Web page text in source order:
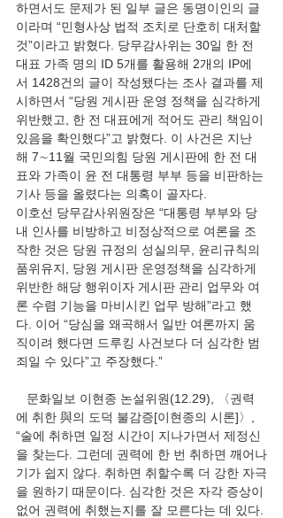
하면서도 문제가 된 일부 글은 동명이인의 글
이라며 “민형사상 법적 조치로 단호히 대처할
것”이라고 밝혔다. 당무감사위는 30일 한 전
대표 가족 명의 ID 5개를 활용해 2개의 IP에
서 1428건의 글이 작성됐다는 조사 결과를 제
시하면서 “당원 게시판 운영 정책을 심각하게
위반했고, 한 전 대표에게 적어도 관리 책임이
있음을 확인했다”고 밝혔다. 이 사건은 지난
해 7∼11월 국민의힘 당원 게시판에 한 전 대
표와 가족이 윤 전 대통령 부부 등을 비판하는
기사 등을 올렸다는 의혹이 골자다.
이호선 당무감사위원장은 “대통령 부부와 당
내 인사를 비방하고 비정상적으로 여론을 조
작한 것은 당원 규정의 성실의무, 윤리규칙의
품위유지, 당원 게시판 운영정책을 심각하게
위반한 해당 행위이자 게시판 관리 업무와 여
론 수렴 기능을 마비시킨 업무 방해”라고 했
다. 이어 “당심을 왜곡해서 일반 여론까지 움
직이려 했다면 드루킹 사건보다 더 심각한 범
죄일 수 있다”고 주장했다.”
에 취한 與의 도덕 불감증[이현종의 시론]〉,
“술에 취하면 일정 시간이 지나가면서 제정신
을 찾는다. 그런데 권력에 한 번 취하면 깨어나
기가 쉽지 않다. 취하면 취할수록 더 강한 자극
을 원하기 때문이다. 심각한 것은 자각 증상이
없어 권력에 취했는지를 잘 모른다는 데 있다.